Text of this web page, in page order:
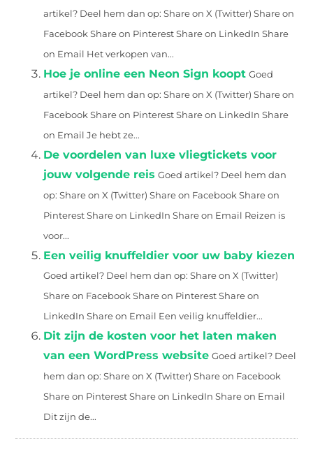
artikel? Deel hem dan op: Share on X (Twitter) Share on
Facebook Share on Pinterest Share on LinkedIn Share
on Email Het verkopen van...
Hoe je online een Neon Sign koopt Goed
artikel? Deel hem dan op: Share on X (Twitter) Share on
Facebook Share on Pinterest Share on LinkedIn Share
on Email Je hebt ze...
De voordelen van luxe vliegtickets voor
jouw volgende reis Goed artikel? Deel hem dan
op: Share on X (Twitter) Share on Facebook Share on
Pinterest Share on LinkedIn Share on Email Reizen is
voor...
Een veilig knuffeldier voor uw baby kiezen
Goed artikel? Deel hem dan op: Share on X (Twitter)
Share on Facebook Share on Pinterest Share on
LinkedIn Share on Email Een veilig knuffeldier...
Dit zijn de kosten voor het laten maken
van een WordPress website Goed artikel? Deel
hem dan op: Share on X (Twitter) Share on Facebook
Share on Pinterest Share on LinkedIn Share on Email
Dit zijn de...